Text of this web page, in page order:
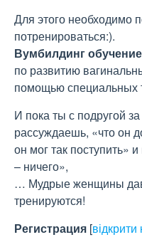
Для этого необходимо
потренироваться:).
Вумбилдинг обучение
по развитию
помощью специальных
И пока ты с подругой
рассуждаешь, «что он
он мог так поступить»
– ничего»,
… Мудрые женщины
тренируются!
Регистрация [відкрити